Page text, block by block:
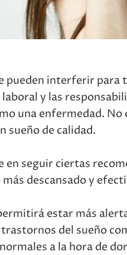
pueden interferir para
laboral y las
una enfermedad. No
sueño de calidad.
en seguir ciertas
descansado y
estar más
del sueño
a la hora de